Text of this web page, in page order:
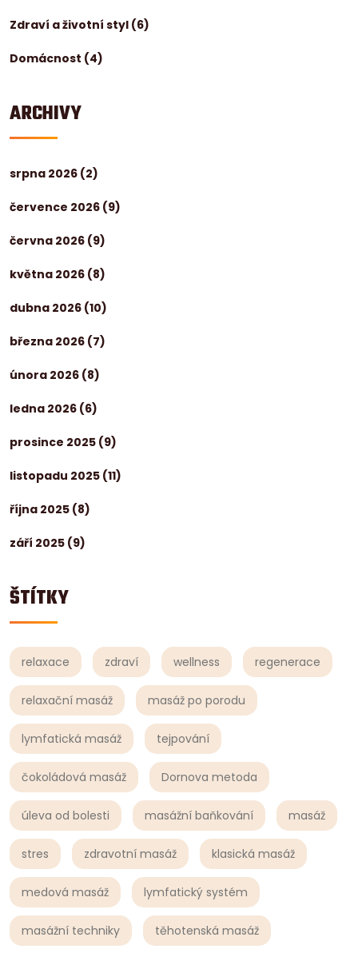
Zdraví a životní styl (6)
Domácnost (4)
ARCHIVY
srpna 2026 (2)
července 2026 (9)
června 2026 (9)
května 2026 (8)
dubna 2026 (10)
března 2026 (7)
února 2026 (8)
ledna 2026 (6)
prosince 2025 (9)
listopadu 2025 (11)
října 2025 (8)
září 2025 (9)
ŠTÍTKY
relaxace zdraví wellness regenerace
relaxační masáž masáž po porodu
lymfatická masáž tejpování
čokoládová masáž Dornova metoda
úleva od bolesti masážní baňkování masáž
stres zdravotní masáž klasická masáž
medová masáž lymfatický systém
masážní techniky těhotenská masáž